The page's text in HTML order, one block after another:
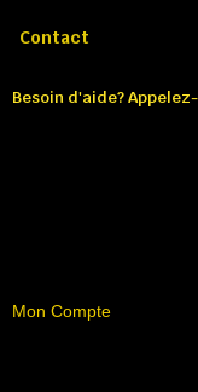
Contact
Besoin d'aide?
Mon Compte